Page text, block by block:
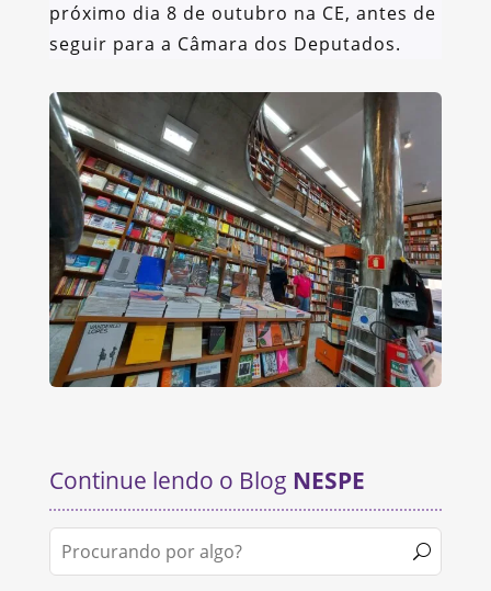
próximo dia 8 de outubro na CE, antes de
seguir para a Câmara dos Deputados.
Continue lendo o Blog NESPE